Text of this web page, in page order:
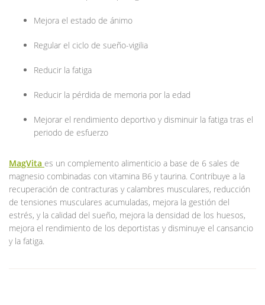
Mejora el estado de ánimo
Regular el ciclo de sueño-vigilia
Reducir la fatiga
Reducir la pérdida de memoria por la edad
Mejorar el rendimiento deportivo y disminuir la fatiga tras el
periodo de esfuerzo
MagVita es un complemento alimenticio a base de 6 sales de
magnesio combinadas con vitamina B6 y taurina. Contribuye a la
recuperación de contracturas y calambres musculares, reducción
de tensiones musculares acumuladas, mejora la gestión del
estrés, y la calidad del sueño, mejora la densidad de los huesos,
mejora el rendimiento de los deportistas y disminuye el cansancio
y la fatiga.